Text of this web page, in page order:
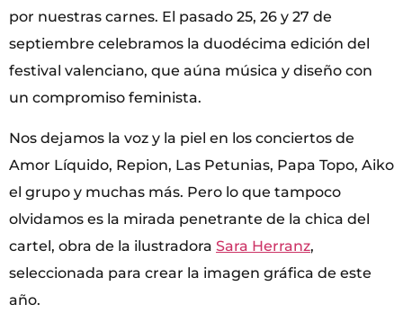
por nuestras carnes. El pasado 25, 26 y 27 de
septiembre celebramos la duodécima edición del
festival valenciano, que aúna música y diseño con
un compromiso feminista.
Nos dejamos la voz y la piel en los conciertos de
Amor Líquido, Repion, Las Petunias, Papa Topo, Aiko
el grupo y muchas más. Pero lo que tampoco
olvidamos es la mirada penetrante de la chica del
cartel, obra de la ilustradora Sara Herranz,
seleccionada para crear la imagen gráfica de este
año.